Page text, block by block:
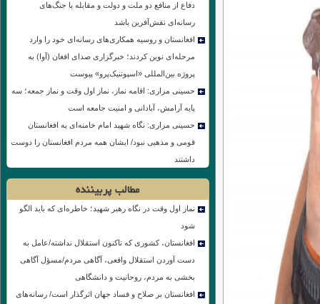
دفاع از منافع دو ملت و دولت و مقابله با جنگ‌های
رسانه‌ای نقش‌آفرین باشد
افغانستان و روسیه همکاری‌های رسانه‌ای خود را وارد
مرحله‌ای نوین کردند؛ خبرگزاری صدای افغان (آوا) به
پروژه بین‌المللی «اسپوتنیک‌پرو» پیوست
حسینی مزاری: اقامه نماز، نماز اول وقت و نماز جمعه؛ سه
پایه آرامش، آبادانی و امنیت جامعه است
حسینی مزاری: نگاه شهید امام خامنه‌ای به افغانستان
قومی و مذهبی نبود/ ایشان همه مردم افغانستان را دوست
داشتند
مطالب پربیننده
نماز اول وقت در نگاه رهبر شهید؛ خاطره‌ای که باید الگو
شود
افغانستان، کشوری که تاکنون استقلال نداشته/عامل به
دست آوردن استقلال واقعی، آگاهی مردم/مسؤل آگاهی
بخشی به مردم، روحانیت و دانشگاهی
افغانستان بر صلاح و فساد جهان اثرگذار است/ رسانه‌های